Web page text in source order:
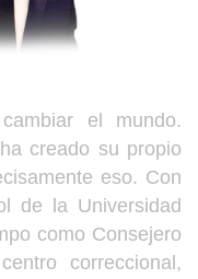
el mundo.
creado su propio
eso. Con
de la Universidad
como Consejero
correccional,